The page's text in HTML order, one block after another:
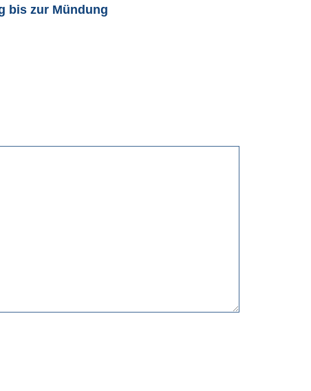
bis zur Mündung